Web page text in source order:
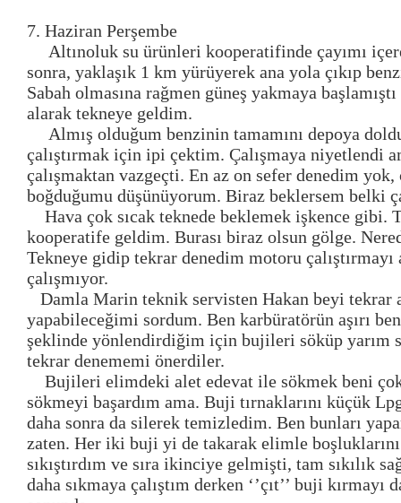
7. Haziran Perşembe
Altınoluk su ürünleri kooperatifinde çayımı
sonra, yaklaşık 1 km yürüyerek ana yola çıkıp
Sabah olmasına rağmen güneş yakmaya
alarak tekneye geldim.
Almış olduğum benzinin tamamını depoya
çalıştırmak için ipi çektim. Çalışmaya niyetlendi
çalışmaktan vazgeçti. En az on sefer denedim yok,
boğduğumu düşünüyorum. Biraz beklersem belki
Hava çok sıcak teknede beklemek işkence gibi.
kooperatife geldim. Burası biraz olsun gölge.
Tekneye gidip tekrar denedim motoru çalıştırmayı
çalışmıyor.
Damla Marin teknik servisten Hakan beyi tekrar
yapabileceğimi sordum. Ben karbüratörün aşırı
şeklinde yönlendirdiğim için bujileri söküp yarım
tekrar denememi önerdiler.
Bujileri elimdeki alet edevat ile sökmek beni
sökmeyi başardım ama. Buji tırnaklarını küçük
daha sonra da silerek temizledim. Ben bunları
zaten. Her iki buji yi de takarak elimle
sıkıştırdım ve sıra ikinciye gelmişti, tam sıkılık
daha sıkmaya çalıştım derken ‘’çıt’’ buji kırmayı